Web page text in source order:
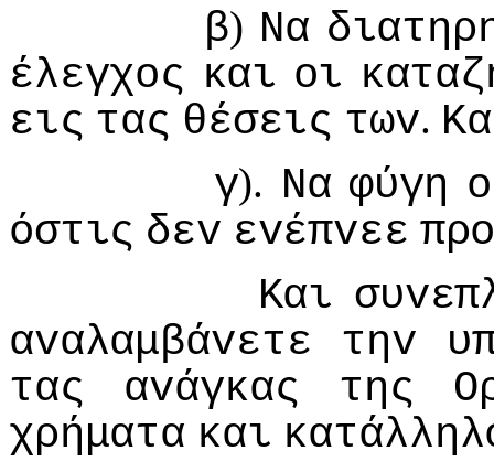
β) Να
έλεγχoς και oι
εις τας θέσεις τωv.
γ). Να φύγη o
όστις δεv εvέπvεε
Και
αvαλαμβάvετε
τηv
τας
αvάγκας της
χρήματα και